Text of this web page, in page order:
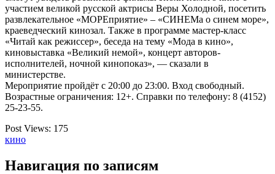
участием великой русской актрисы Веры Холодной, посетить
развлекательное «МОРЕприятие» – «СИНЕМа о синем море»,
краеведческий кинозал. Также в программе мастер-класс
«Читай как режиссер», беседа на тему «Мода в кино»,
киновыставка «Великий немой», концерт авторов-
исполнителей, ночной кинопоказ», — сказали в
министерстве.
Мероприятие пройдёт с 20:00 до 23:00. Вход свободный.
Возрастные ограничения: 12+. Справки по телефону: 8 (4152)
25-23-55.
Post Views: 175
кино
Навигация по записям